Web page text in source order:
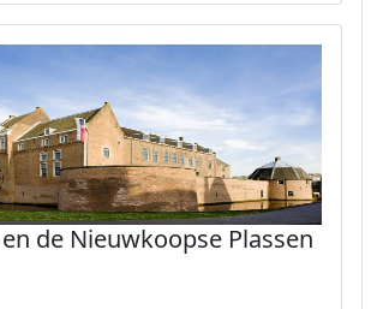
de Nieuwkoopse Plassen